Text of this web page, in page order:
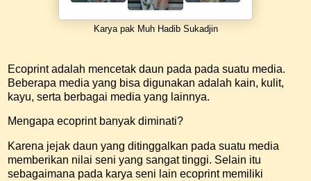
Karya pak Muh Hadib Sukadjin
Ecoprint adalah mencetak daun pada pada suatu media.
Beberapa media yang bisa digunakan adalah kain, kulit,
kayu, serta berbagai media yang lainnya.
Mengapa ecoprint banyak diminati?
Karena jejak daun yang ditinggalkan pada suatu media
memberikan nilai seni yang sangat tinggi. Selain itu
sebagaimana pada karya seni lain ecoprint memiliki